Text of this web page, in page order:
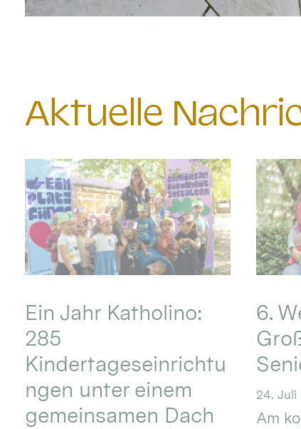
Aktuelle
Ein Jahr Katholino:
285
Kindertageseinrichtu
ngen unter einem
gemeinsamen Dach
6.
24. Juli
Am